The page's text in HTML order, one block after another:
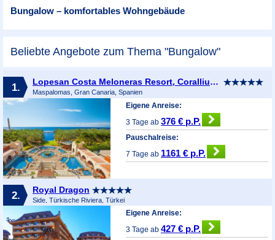
Bungalow – komfortables Wohngebäude
Beliebte Angebote zum Thema "Bungalow"
1. Lopesan Costa Meloneras Resort, Corallium Spa & Casino
Maspalomas, Gran Canaria, Spanien
Eigene Anreise:
3 Tage ab376 € p.P.
Pauschalreise:
7 Tage ab 1161 € p.P.
2. Royal Dragon
Side, Türkische Riviera, Türkei
Eigene Anreise:
3 Tage ab427 € p.P.